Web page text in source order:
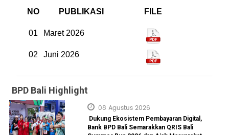
NO PUBLIKASI FILE
01 Maret 2026
02 Juni 2026
BPD Bali Highlight
08 Agustus 2026
Dukung Ekosistem Pembayaran Digital,
Bank BPD Bali Semarakkan QRIS Bali